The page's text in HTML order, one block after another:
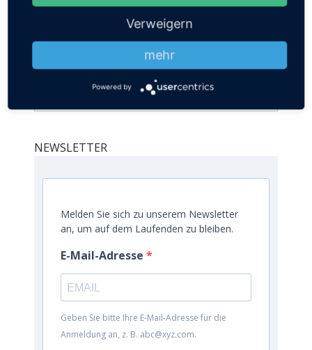
Sina K. – Visnja M. – Samira M. – Tanja B. – Dirk I. – Robert
S. – Anne H. – Wolfgang B.
AUF DIESEN SEITEN SUCHEN:
NEWSLETTER
Melden Sie sich zu unserem Newsletter
an, um auf dem Laufenden zu bleiben.
E-Mail-Adresse
Geben Sie bitte Ihre E-Mail-Adresse für die
Anmeldung an, z. B. abc@xyz.com.
Verweigern
mehr
Powered by